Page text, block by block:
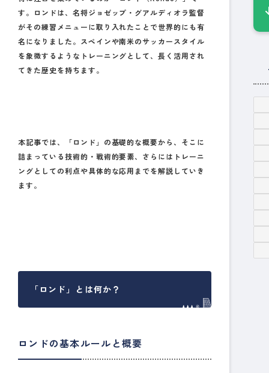
す。ロンドは、名将ジョゼップ・グアルディオラ監督
がその練習メニューに取り入れたことで世界的にも有
名になりました。スペインや南米のサッカースタイル
を象徴するようなトレーニングとして、長く活用され
てきた歴史を持ちます。
本記事では、「ロンド」の基礎的な概要から、そこに
詰まっている技術的・戦術的要素、さらにはトレーニ
ングとしての利点や具体的な応用までを解説していき
ます。
「ロンド」とは何か？
ロンドの基本ルールと概要